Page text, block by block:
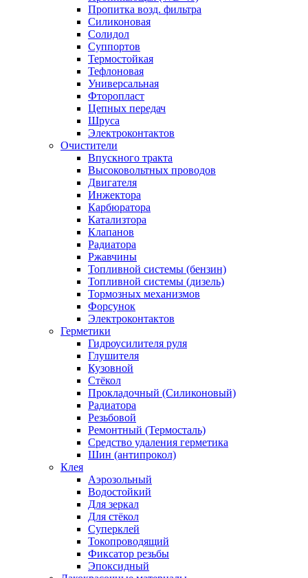
Пропитка возд. фильтра
Силиконовая
Солидол
Суппортов
Термостойкая
Тефлоновая
Универсальная
Фторопласт
Цепных передач
Шруса
Электроконтактов
Очистители
Впускного тракта
Высоковольтных проводов
Двигателя
Инжектора
Карбюратора
Катализтора
Клапанов
Радиатора
Ржавчины
Топливной системы (бензин)
Топливной системы (дизель)
Тормозных механизмов
Форсунок
Электроконтактов
Герметики
Гидроусилителя руля
Глушителя
Кузовной
Стёкол
Прокладочный (Силиконовый)
Радиатора
Резьбовой
Ремонтный (Термосталь)
Средство удаления герметика
Шин (антипрокол)
Клея
Аэрозольный
Водостойкий
Для зеркал
Для стёкол
Суперклей
Токопроводящий
Фиксатор резьбы
Эпоксидный